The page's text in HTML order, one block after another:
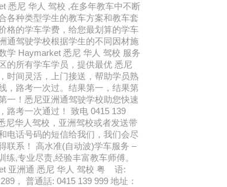
悉尼 华人 驾校 ,在多年教车中不断
各种类型学生的教车方案和教车套
格的学车学费，给您最划算的学车
通驾驶学校根据学生的不同因材施
学 Haymarket 悉尼 华人 驾校 服务
的所有学车学员，提供最优 悉尼
时间灵活，上门接送，帮助学员熟
，路考一次过。结果第一，结果第
一！悉尼亚洲通驾驶学校助您快速
路考一次通过！ 致电 0415 139
尼华人驾校，亚洲驾校或者发送带
电话号码的短信给我们，我们会尽
联系！ 高水准(自动波)学车服务 –
练,专业尽责,经验丰富教车师傅。
亚洲通 悉尼 华人 驾校 粤 语:
， 普通話: 0415 139 999 地址：